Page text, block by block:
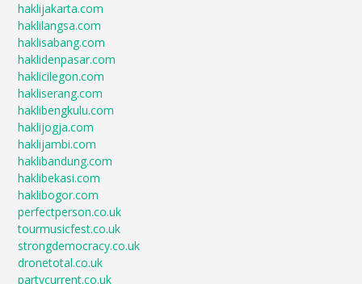
haklijakarta.com
haklilangsa.com
haklisabang.com
haklidenpasar.com
haklicilegon.com
hakliserang.com
haklibengkulu.com
haklijogja.com
haklijambi.com
haklibandung.com
haklibekasi.com
haklibogor.com
perfectperson.co.uk
tourmusicfest.co.uk
strongdemocracy.co.uk
dronetotal.co.uk
partycurrent.co.uk